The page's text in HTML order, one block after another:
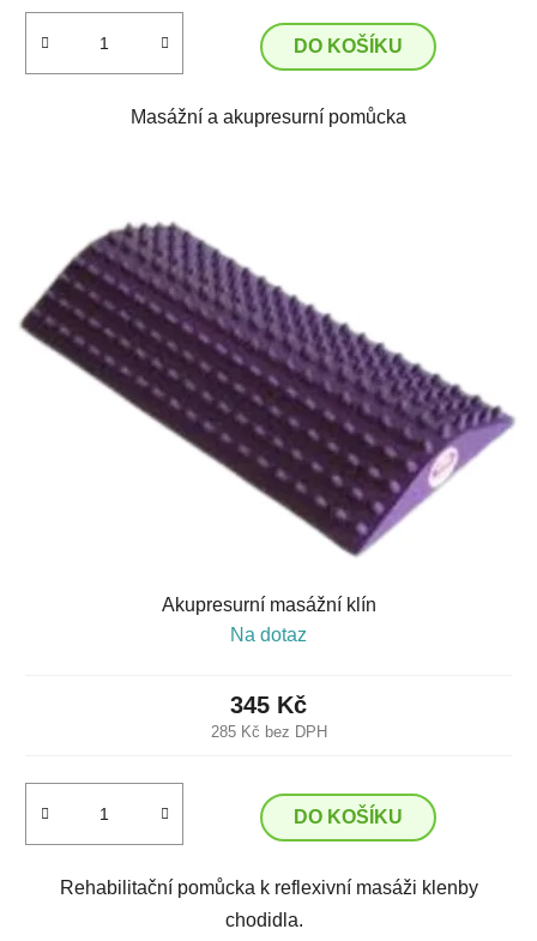
DO KOŠÍKU
Masážní a akupresurní pomůcka
Akupresurní masážní klín
Na dotaz
285 Kč bez DPH
345 Kč
DO KOŠÍKU
Rehabilitační pomůcka k reflexivní masáži klenby
chodidla.